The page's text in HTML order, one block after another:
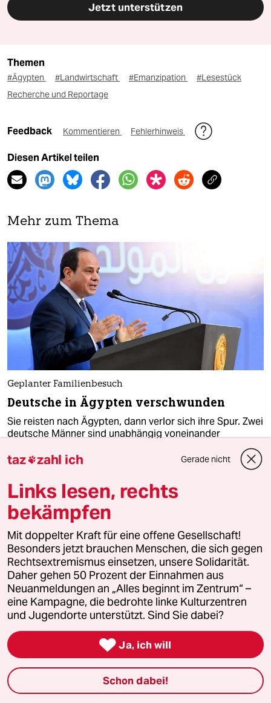
Jetzt unterstützen
Themen
#Ägypten #Landwirtschaft #Emanzipation
#Lesestück
Recherche und Reportage
Feedback Kommentieren Fehlerhinweis
Diesen Artikel teilen
Mehr zum Thema
Geplanter Familienbesuch
Deutsche in Ägypten verschwunden
Sie reisten nach Ägypten, dann verlor sich ihre Spur. Zwei
deutsche Männer sind unabhängig voneinander
Von Jannis Hagmann
Kolumne Macht
Sehnsucht nach Ordnung
KolumneBettina Gaus
taz zahl ich Gerade nicht
Links lesen, rechts
bekämpfen
Mit doppelter Kraft für eine offene Gesellschaft!
Besonders jetzt brauchen Menschen, die sich gegen
Rechtsextremismus einsetzen, unsere Solidarität.
Daher gehen 50 Prozent der Einnahmen aus
Neuanmeldungen an „Alles beginnt im Zentrum“ –
eine Kampagne, die bedrohte linke Kulturzentren
und Jugendorte unterstützt. Sind Sie dabei?
 Ja, ich will
Schon dabei!